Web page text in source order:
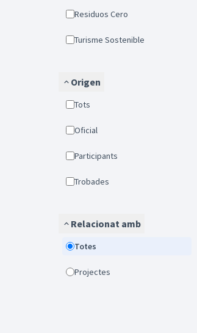
Residuos Cero
Turisme Sostenible
Origen
Tots
Oficial
Participants
Trobades
Relacionat amb
Totes
Projectes